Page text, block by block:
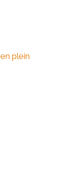
plein